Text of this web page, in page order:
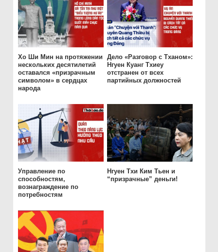
Хо Ши Мин на протяжении
нескольких десятилетий
оставался «призрачным
символом» в сердцах
народа
Дело «Разговор с Тханом»:
Нгуен Куанг Тхиеу
отстранен от всех
партийных должностей
Управление по
способностям,
вознаграждение по
потребностям
Нгуен Тхи Ким Тьен и
“призрачные” деньги!